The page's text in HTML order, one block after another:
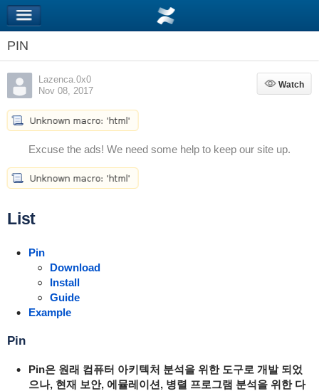
PIN
Lazenca.0x0
Nov 08, 2017
Watch
Watch
Excuse the ads! We need some help to keep our site up.
List
Pin
Download
Install
Guide
Example
Pin
Pin은 원래 컴퓨터 아키텍처 분석을 위한 도구로 개발 되었
으나, 현재 보안, 에뮬레이션, 병렬 프로그램 분석을 위한 다